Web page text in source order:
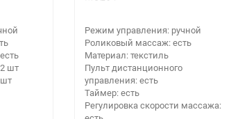
шт
Режим управления: ручной
Роликовый массаж: есть
Материал: текстиль
Пульт дистанционного
управления: есть
Таймер: есть
Регулировка скорости массажа: